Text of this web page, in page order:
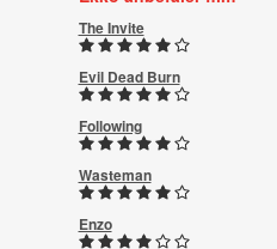
The Invite
Evil Dead Burn
Following
Wasteman
Enzo